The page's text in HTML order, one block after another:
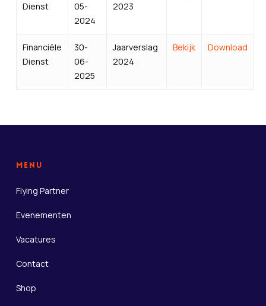
Dienst
05-
2024
2023
Financiële
Dienst
30-
06-
2025
Jaarverslag
2024
Bekijk Download
Menu
Flying Partner
Evenementen
Vacatures
Contact
Shop